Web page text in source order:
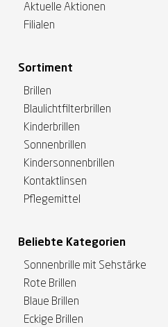
Aktuelle Aktionen
Filialen
Sortiment
Brillen
Blaulichtfilterbrillen
Kinderbrillen
Sonnenbrillen
Kindersonnenbrillen
Kontaktlinsen
Pflegemittel
Beliebte Kategorien
Sonnenbrille mit Sehstärke
Rote Brillen
Blaue Brillen
Eckige Brillen